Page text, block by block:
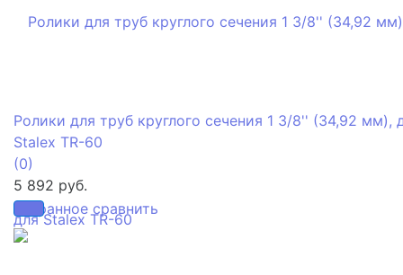
избранное сравнить
Ролики для труб круглого сечения 1 3/8'' (34,92 мм),
Stalex TR-60
(0)
5 892 руб.